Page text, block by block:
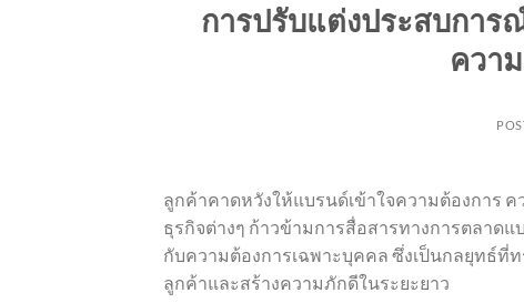
การปรับแต่งประสบการ
ควา
ลูกค้าคาดหวังให้แบรนด์เข้าใจความต้องการ
ธุรกิจต่างๆ ก้าวข้ามการสื่อสารทางการตลาด
กับความต้องการเฉพาะบุคคล ซึ่งเป็นกลยุทธ์ที่
ลูกค้าและสร้างความภักดีในระยะยาว